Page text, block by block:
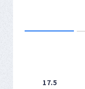
17.5